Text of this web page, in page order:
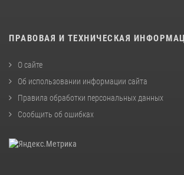
ПРАВОВАЯ И ТЕХНИЧЕСКАЯ
О сайте
Об использовании информации сайта
Правила обработки персональных данных
Сообщить об ошибках